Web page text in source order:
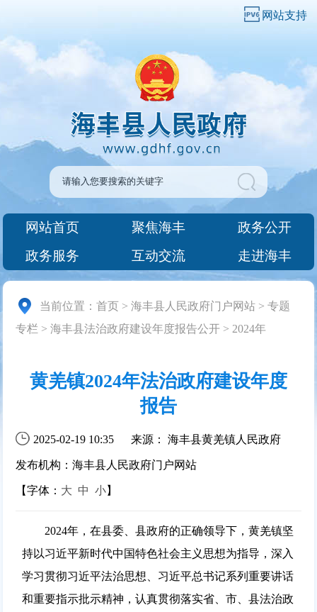
网站支持
网站首页 聚焦海丰
政务公开
政务服务
互动交流 走进海丰
当前位置：首页 >海丰县人民政府门户网站 >专题
专栏 >海丰县法治政府建设年度报告公开 > 2024年
黄羌镇2024年法治政府建设年度
报告
2025-02-19 10:35 来源： 海丰县黄羌镇人民政府
发布机构：海丰县人民政府门户网站
【字体： 大 中 小】
2024年，在县委、县政府的正确领导下，黄羌镇坚
持以习近平新时代中国特色社会主义思想为指导，深入
学习贯彻习近平法治思想、习近平总书记系列重要讲话
和重要指示批示精神，认真贯彻落实省、市、县法治政